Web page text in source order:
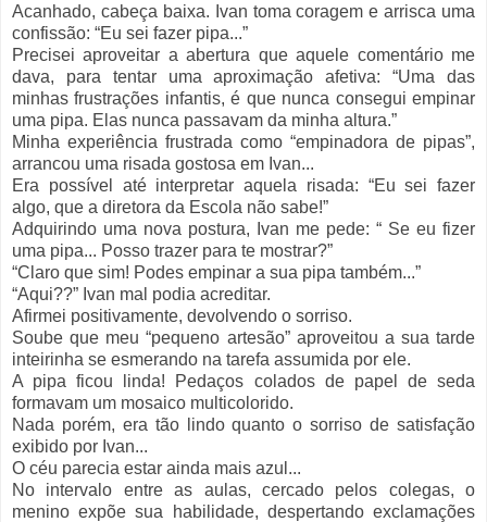
Acanhado, cabeça baixa. Ivan toma coragem e arrisca uma
confissão: “Eu sei fazer pipa...”
Precisei aproveitar a abertura que aquele comentário me
dava, para tentar uma aproximação afetiva: “Uma das
minhas frustrações infantis, é que nunca consegui empinar
uma pipa. Elas nunca passavam da minha altura.”
Minha experiência frustrada como “empinadora de pipas”,
arrancou uma risada gostosa em Ivan...
Era possível até interpretar aquela risada: “Eu sei fazer
algo, que a diretora da Escola não sabe!”
Adquirindo uma nova postura, Ivan me pede: “ Se eu fizer
uma pipa... Posso trazer para te mostrar?”
“Claro que sim! Podes empinar a sua pipa também...”
“Aqui??” Ivan mal podia acreditar.
Afirmei positivamente, devolvendo o sorriso.
Soube que meu “pequeno artesão” aproveitou a sua tarde
inteirinha se esmerando na tarefa assumida por ele.
A pipa ficou linda! Pedaços colados de papel de seda
formavam um mosaico multicolorido.
Nada porém, era tão lindo quanto o sorriso de satisfação
exibido por Ivan...
O céu parecia estar ainda mais azul...
No intervalo entre as aulas, cercado pelos colegas, o
menino expõe sua habilidade, despertando exclamações